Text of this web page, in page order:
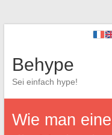
Behype
Sei einfach hype!
Wie man